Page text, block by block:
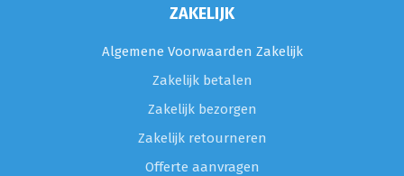
ZAKELIJK
Algemene Voorwaarden Zakelijk
Zakelijk betalen
Zakelijk bezorgen
Zakelijk retourneren
Offerte aanvragen